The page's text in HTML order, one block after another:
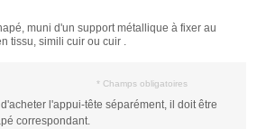
muni d'un support métallique à fixer au
tissu, simili cuir ou cuir .
d'acheter l'appui-tête séparément, il doit être
correspondant.
* Champs obligatoires